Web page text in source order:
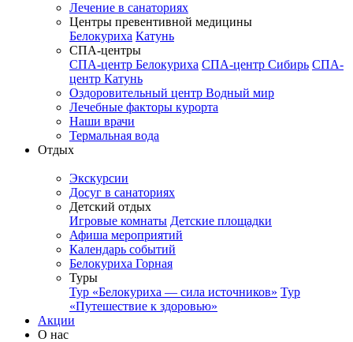
Лечение в санаториях
Центры превентивной медицины
Белокуриха Катунь
СПА-центры
СПА-центр Белокуриха СПА-центр Сибирь СПА-
центр Катунь
Оздоровительный центр Водный мир
Лечебные факторы курорта
Наши врачи
Термальная вода
Отдых
Экскурсии
Досуг в санаториях
Детский отдых
Игровые комнаты Детские площадки
Афиша мероприятий
Календарь событий
Белокуриха Горная
Туры
Тур «Белокуриха — сила источников» Тур
«Путешествие к здоровью»
Акции
О нас